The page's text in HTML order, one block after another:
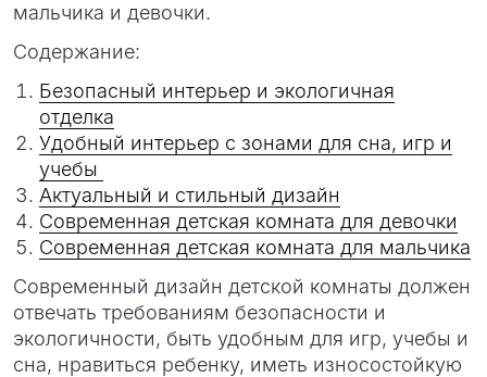
мальчика и девочки.
Содержание:
Безопасный интерьер и экологичная
отделка
Удобный интерьер с зонами для сна, игр и
учебы
Актуальный и стильный дизайн
Современная детская комната для девочки
Современная детская комната для мальчика
Современный дизайн детской комнаты должен
отвечать требованиям безопасности и
экологичности, быть удобным для игр, учебы и
сна, нравиться ребенку, иметь износостойкую